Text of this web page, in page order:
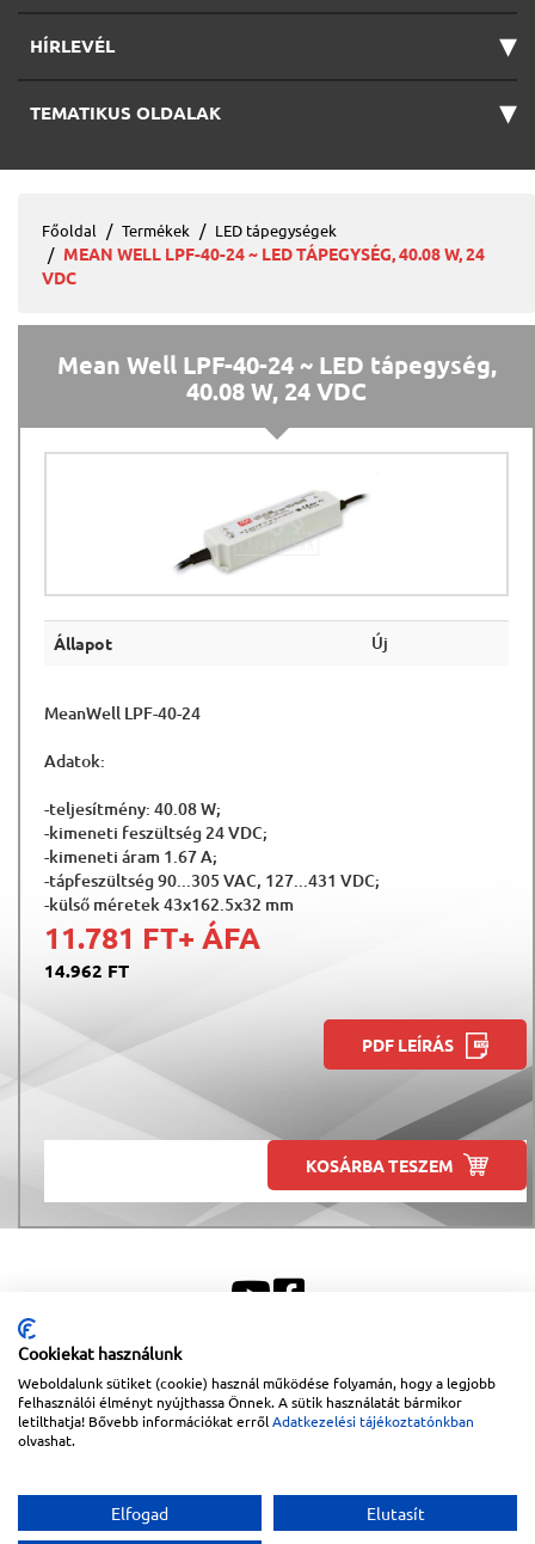
HÍRLEVÉL ▾
TEMATIKUS OLDALAK ▾
Főoldal Termékek LED tápegységek
MEAN WELL LPF-40-24 ~ LED TÁPEGYSÉG, 40.08 W, 24
VDC
Mean Well LPF-40-24 ~ LED tápegység,
40.08 W, 24 VDC
Állapot Új
MeanWell LPF-40-24
Adatok:
-teljesítmény: 40.08 W;
-kimeneti feszültség 24 VDC;
-kimeneti áram 1.67 A;
-tápfeszültség 90...305 VAC, 127...431 VDC;
-külső méretek 43x162.5x32 mm
11.781 FT+ ÁFA
14.962 FT
PDF LEÍRÁS
KOSÁRBA TESZEM
Sitemap| Impresszum
Copyright © 2026Lapanthera Kft.Webbolt | 1047Budapest, Váci út 15-19.|+36-30/539-
Cookiekat használunk
Weboldalunk sütiket (cookie) használ működése folyamán, hogy a legjobb
felhasználói élményt nyújthassa Önnek. A sütik használatát bármikor
letilthatja! Bővebb információkat errőlAdatkezelési tájékoztatónkban
olvashat.
Elfogad Elutasít